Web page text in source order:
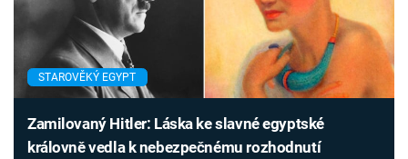
STAROVĚKÝ EGYPT
Zamilovaný Hitler: Láska ke slavné egyptské
královně vedla k nebezpečnému rozhodnutí